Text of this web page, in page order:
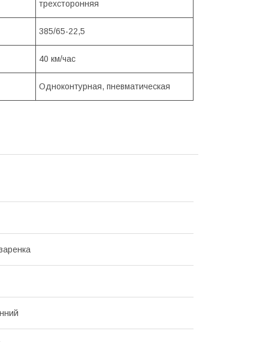
трехсторонняя
385/65-22,5
40 км/час
Одноконтурная, пневматическая